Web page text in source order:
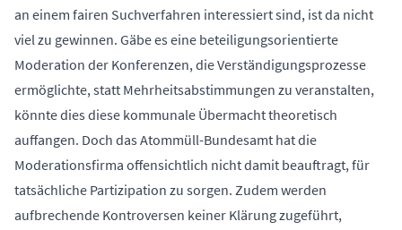
an einem fairen Suchverfahren interessiert sind, ist da nicht
viel zu gewinnen. Gäbe es eine beteiligungsorientierte
Moderation der Konferenzen, die Verständigungsprozesse
ermöglichte, statt Mehrheitsabstimmungen zu veranstalten,
könnte dies diese kommunale Übermacht theoretisch
auffangen. Doch das Atommüll-Bundesamt hat die
Moderationsfirma offensichtlich nicht damit beauftragt, für
tatsächliche Partizipation zu sorgen. Zudem werden
aufbrechende Kontroversen keiner Klärung zugeführt,